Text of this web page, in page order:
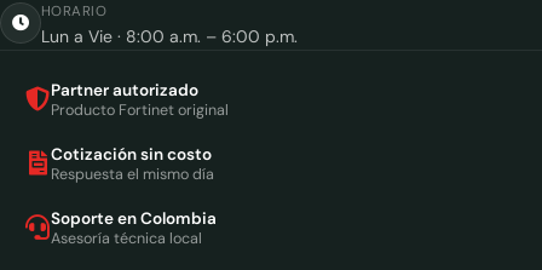
HORARIO
Lun a Vie · 8:00 a.m. – 6:00 p.m.
Partner autorizado
Producto Fortinet original
Cotización sin costo
Respuesta el mismo día
Soporte en Colombia
Asesoría técnica local